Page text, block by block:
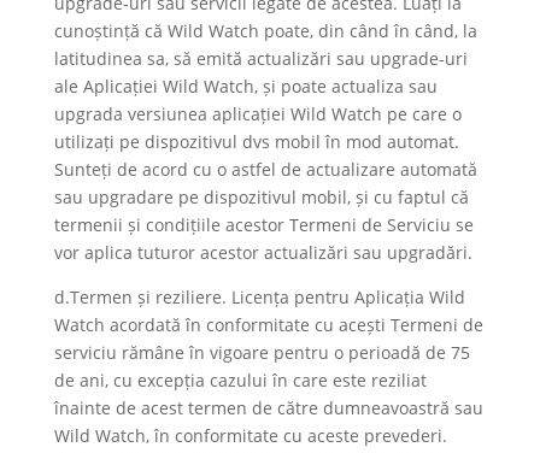
cunoștință că Wild Watch poate, din când în când, la
latitudinea sa, să emită actualizări sau upgrade-uri
ale Aplicației Wild Watch, și poate actualiza sau
upgrada versiunea aplicației Wild Watch pe care o
utilizați pe dispozitivul dvs mobil în mod automat.
Sunteți de acord cu o astfel de actualizare automată
sau upgradare pe dispozitivul mobil, și cu faptul că
termenii și condițiile acestor Termeni de Serviciu se
vor aplica tuturor acestor actualizări sau upgradări.
d.Termen și reziliere. Licența pentru Aplicația Wild
Watch acordată în conformitate cu acești Termeni de
serviciu rămâne în vigoare pentru o perioadă de 75
de ani, cu excepția cazului în care este reziliat
înainte de acest termen de către dumneavoastră sau
Wild Watch, în conformitate cu aceste prevederi.